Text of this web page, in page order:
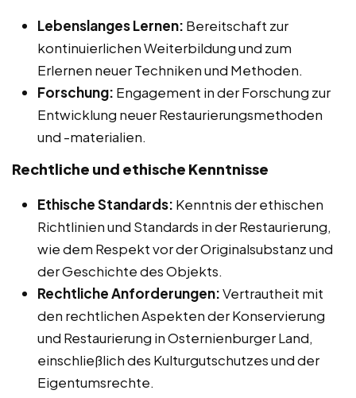
Lebenslanges Lernen: Bereitschaft zur
kontinuierlichen Weiterbildung und zum
Erlernen neuer Techniken und Methoden.
Forschung: Engagement in der Forschung zur
Entwicklung neuer Restaurierungsmethoden
und -materialien.
Rechtliche und ethische Kenntnisse
Ethische Standards: Kenntnis der ethischen
Richtlinien und Standards in der Restaurierung,
wie dem Respekt vor der Originalsubstanz und
der Geschichte des Objekts.
Rechtliche Anforderungen:Vertrautheit mit
den rechtlichen Aspekten der Konservierung
und Restaurierung in Osternienburger Land,
einschließlich des Kulturgutschutzes und der
Eigentumsrechte.